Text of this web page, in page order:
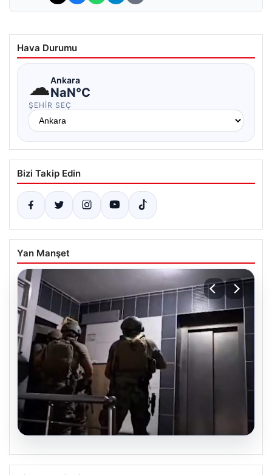
Hava Durumu
☁Ankara
NaN°C
ŞEHIR SEÇ
Bizi Takip Edin
Yan Manşet
Elazığ’da Tefecilik ve Milyarlık Vurgun